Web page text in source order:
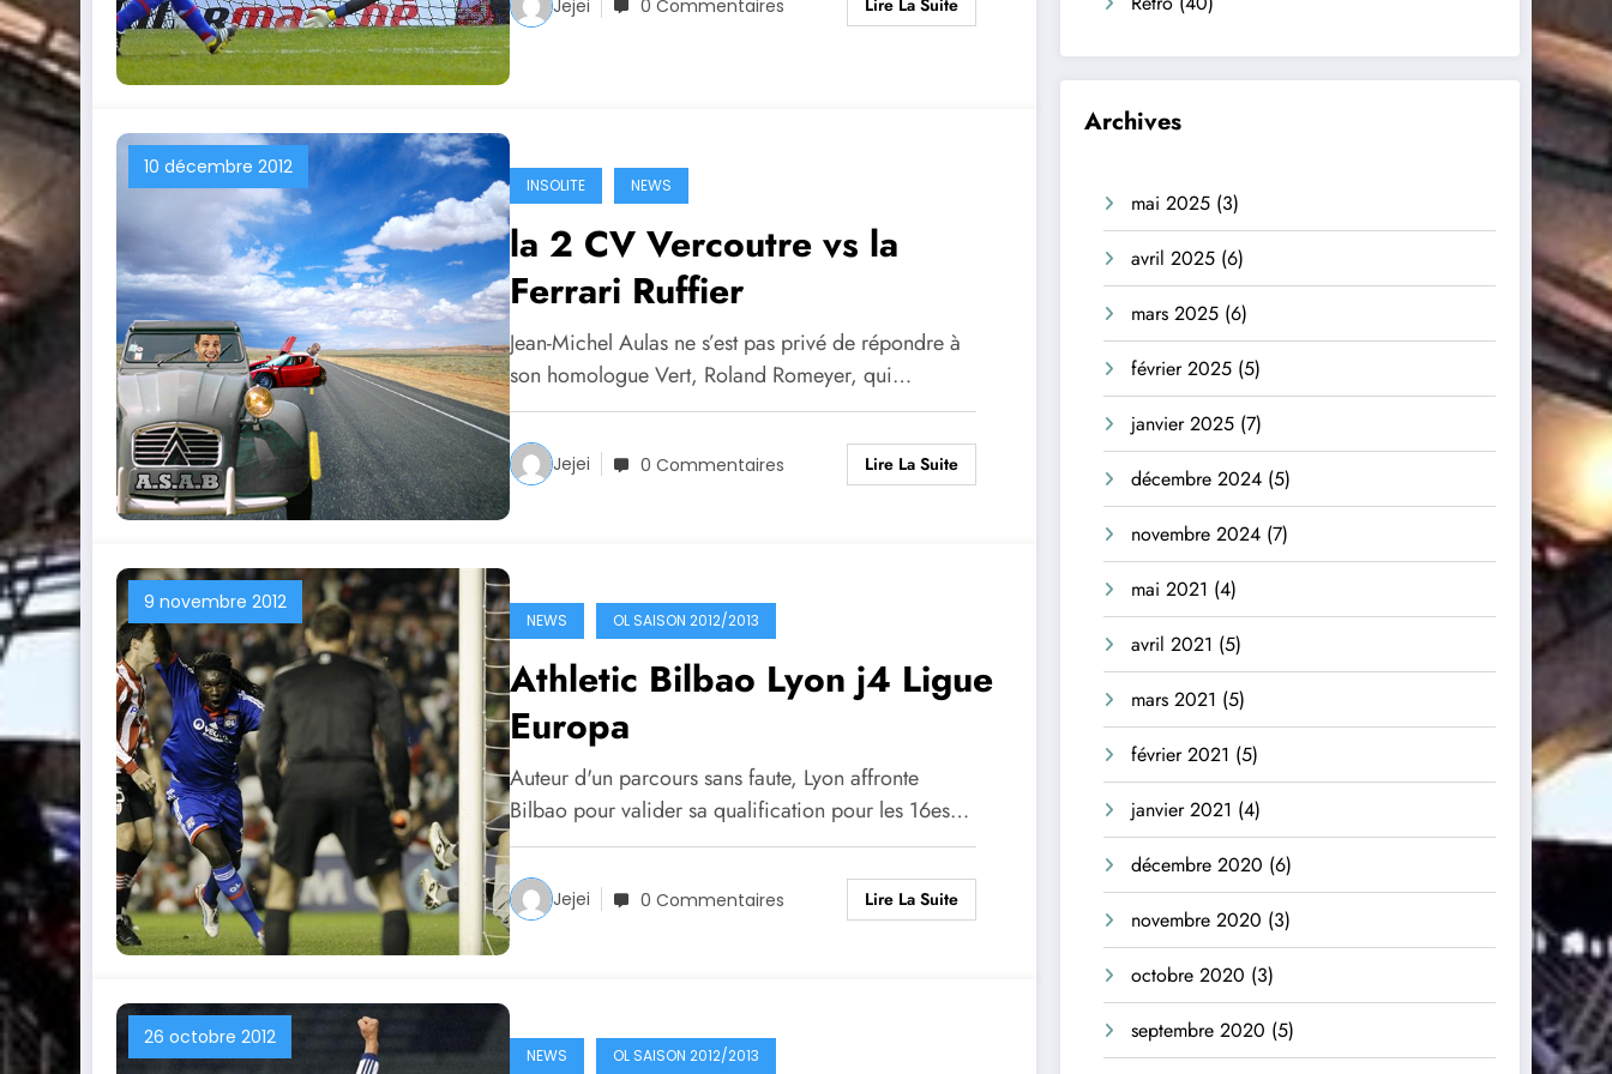
Jejei 0 Commentaires Lire La Suite
10 décembre 2012
INSOLITE NEWS
la 2 CV Vercoutre vs la
Ferrari Ruffier
Jean-Michel Aulas ne s’est pas privé de répondre à
son homologue Vert, Roland Romeyer, qui…
Jejei 0 Commentaires Lire La Suite
9 novembre 2012
NEWS OL SAISON 2012/2013
Athletic Bilbao Lyon j4 Ligue
Europa
Auteur d'un parcours sans faute, Lyon affronte
Bilbao pour valider sa qualification pour les 16es…
Jejei 0 Commentaires Lire La Suite
26 octobre 2012
NEWS OL SAISON 2012/2013
Archives
mai 2025(3)
avril 2025(6)
mars 2025(6)
février 2025(5)
janvier 2025(7)
décembre 2024(5)
novembre 2024(7)
mai 2021 (4)
avril 2021 (5)
mars 2021 (5)
février 2021 (5)
janvier 2021 (4)
décembre 2020 (6)
novembre 2020 (3)
octobre 2020 (3)
septembre 2020 (5)